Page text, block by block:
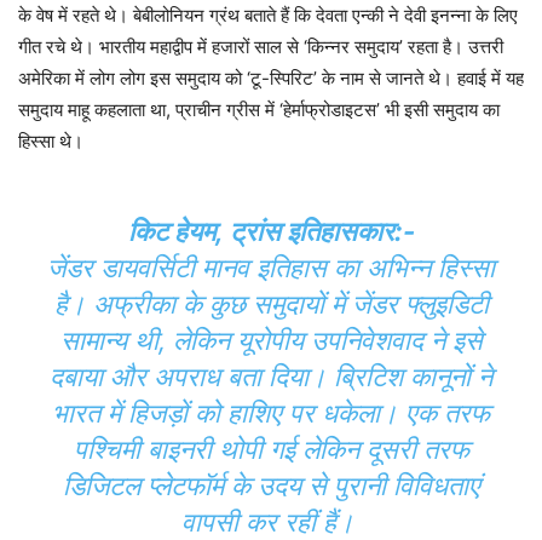
के वेष में रहते थे। बेबीलोनियन ग्रंथ बताते हैं कि देवता एन्की ने देवी इनन्ना के लिए
गीत रचे थे। भारतीय महाद्वीप में हजारों साल से ‘किन्नर समुदाय’ रहता है। उत्तरी
अमेरिका में लोग लोग इस समुदाय को ‘टू-स्पिरिट’ के नाम से जानते थे। हवाई में यह
समुदाय माहू कहलाता था, प्राचीन ग्रीस में ‘हेर्माफ्रोडाइटस’ भी इसी समुदाय का
हिस्सा थे।
किट हेयम, ट्रांस इतिहासकार:-
जेंडर डायवर्सिटी मानव इतिहास का अभिन्न हिस्सा
है। अफ्रीका के कुछ समुदायों में जेंडर फ्लुइडिटी
सामान्य थी, लेकिन यूरोपीय उपनिवेशवाद ने इसे
दबाया और अपराध बता दिया। ब्रिटिश कानूनों ने
भारत में हिजड़ों को हाशिए पर धकेला। एक तरफ
पश्चिमी बाइनरी थोपी गई लेकिन दूसरी तरफ
डिजिटल प्लेटफॉर्म के उदय से पुरानी विविधताएं
वापसी कर रहीं हैं।